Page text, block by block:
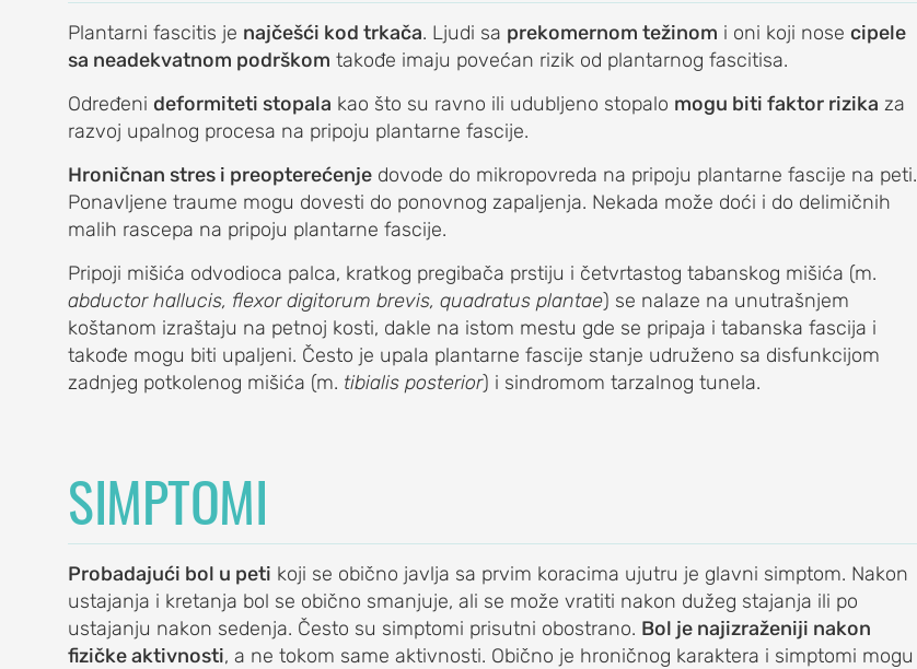
žbice)
Plantarni fascitis je najčešći kod trkača. Ljudi sa prekomernom težinom i oni koji nose cipele
sa neadekvatnom podrškom takođe imaju povećan rizik od plantarnog fascitisa.
Određeni deformiteti stopala kao što su ravno ili udubljeno stopalo mogu biti faktor rizika za
razvoj upalnog procesa na pripoju plantarne fascije.
Hroničnan stres i preopterećenje dovode do mikropovreda na pripoju plantarne fascije na peti.
Ponavljene traume mogu dovesti do ponovnog zapaljenja. Nekada može doći i do delimičnih
malih rascepa na pripoju plantarne fascije.
Pripoji mišića odvodioca palca, kratkog pregibača prstiju i četvrtastog tabanskog mišića (m.
abductor hallucis, flexor digitorum brevis, quadratus plantae) se nalaze na unutrašnjem
koštanom izraštaju na petnoj kosti, dakle na istom mestu gde se pripaja i tabanska fascija i
takođe mogu biti upaljeni. Često je upala plantarne fascije stanje udruženo sa disfunkcijom
zadnjeg potkolenog mišića (m. tibialis posterior) i sindromom tarzalnog tunela.
SIMPTOMI
Probadajući bol u peti koji se obično javlja sa prvim koracima ujutru je glavni simptom. Nakon
ustajanja i kretanja bol se obično smanjuje, ali se može vratiti nakon dužeg stajanja ili po
ustajanju nakon sedenja. Često su simptomi prisutni obostrano. Bol je najizraženiji nakon
fizičke aktivnosti, a ne tokom same aktivnosti. Obično je hroničnog karaktera i simptomi mogu